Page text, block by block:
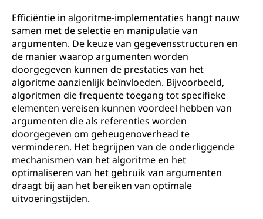
Efficiëntie in algoritme-implementaties hangt nauw
samen met de selectie en manipulatie van
argumenten. De keuze van gegevensstructuren en
de manier waarop argumenten worden
doorgegeven kunnen de prestaties van het
algoritme aanzienlijk beïnvloeden. Bijvoorbeeld,
algoritmen die frequente toegang tot specifieke
elementen vereisen kunnen voordeel hebben van
argumenten die als referenties worden
doorgegeven om geheugenoverhead te
verminderen. Het begrijpen van de onderliggende
mechanismen van het algoritme en het
optimaliseren van het gebruik van argumenten
draagt bij aan het bereiken van optimale
uitvoeringstijden.